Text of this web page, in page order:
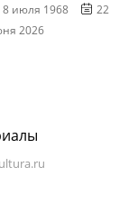
8 июля 1968
22
2026